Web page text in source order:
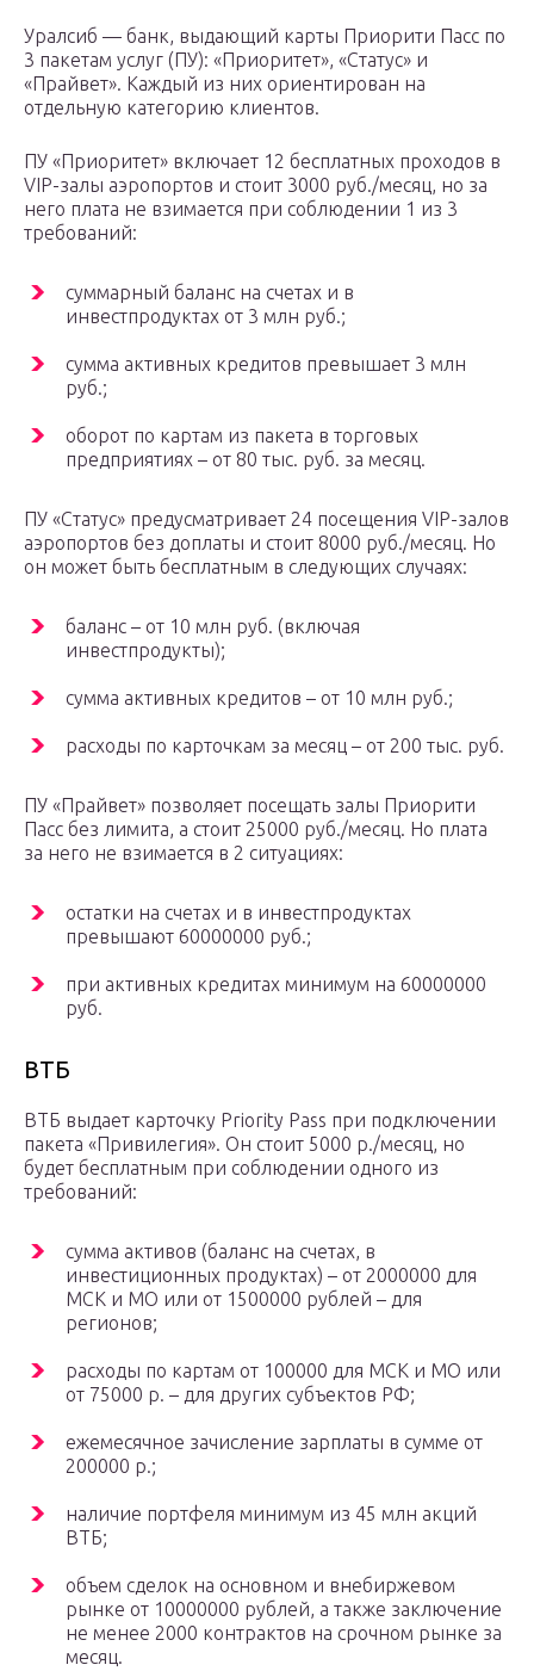
Уралсиб — банк, выдающий карты Приорити Пасс по
3 пакетам услуг (ПУ): «Приоритет», «Статус» и
«Прайвет». Каждый из них ориентирован на
отдельную категорию клиентов.
ПУ «Приоритет» включает 12 бесплатных проходов в
VIP-залы аэропортов и стоит 3000 руб./месяц, но за
него плата не взимается при соблюдении 1 из 3
требований:
суммарный баланс на счетах и в
инвестпродуктах от 3 млн руб.;
сумма активных кредитов превышает 3 млн
руб.;
оборот по картам из пакета в торговых
предприятиях – от 80 тыс. руб. за месяц.
ПУ «Статус» предусматривает 24 посещения VIP-залов
аэропортов без доплаты и стоит 8000 руб./месяц. Но
он может быть бесплатным в следующих случаях:
баланс – от 10 млн руб. (включая
инвестпродукты);
сумма активных кредитов – от 10 млн руб.;
расходы по карточкам за месяц – от 200 тыс. руб.
ПУ «Прайвет» позволяет посещать залы Приорити
Пасс без лимита, а стоит 25000 руб./месяц. Но плата
за него не взимается в 2 ситуациях:
остатки на счетах и в инвестпродуктах
превышают 60000000 руб.;
при активных кредитах минимум на 60000000
руб.
ВТБ
ВТБ выдает карточку Priority Pass при подключении
пакета «Привилегия». Он стоит 5000 р./месяц, но
будет бесплатным при соблюдении одного из
требований:
сумма активов (баланс на счетах, в
инвестиционных продуктах) – от 2000000 для
МСК и МО или от 1500000 рублей – для
регионов;
расходы по картам от 100000 для МСК и МО или
от 75000 р. – для других субъектов РФ;
ежемесячное зачисление зарплаты в сумме от
200000 р.;
наличие портфеля минимум из 45 млн акций
ВТБ;
объем сделок на основном и внебиржевом
рынке от 10000000 рублей, а также заключение
не менее 2000 контрактов на срочном рынке за
месяц.